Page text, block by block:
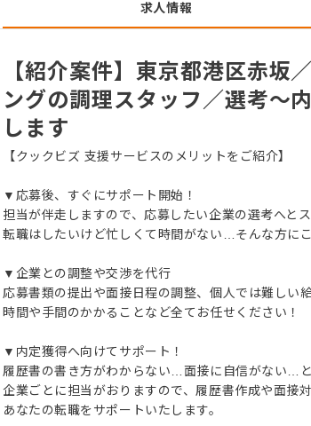
求人情報
【紹介案件】東京都港区赤坂
ングの調理スタッフ／選考～
します
【クックビズ 支援サービスのメリットをご紹介】
▼応募後、すぐにサポート開始！
担当が伴走しますので、応募したい企業の選考へと
転職はしたいけど忙しくて時間がない…そんな方に
▼企業との調整や交渉を代行
応募書類の提出や面接日程の調整、個人では難しい
時間や手間のかかることなど全てお任せください！
▼内定獲得へ向けてサポート！
履歴書の書き方がわからない…面接に自信がない…と
企業ごとに担当がおりますので、履歴書作成や面接
あなたの転職をサポートいたします。